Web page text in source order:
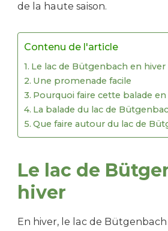
de la haute saison.
Contenu de l'article
Le lac de Bütgenbach en hiver
Une promenade facile
Pourquoi faire cette balade en
La balade du lac de
Que faire autour du lac de
Le lac de
hiver
En hiver, le lac de